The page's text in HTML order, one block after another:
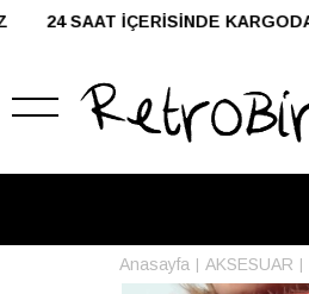
VADE FARKSIZ 2 VE 3 TAKSİT
Anasayfa AKSESUAR